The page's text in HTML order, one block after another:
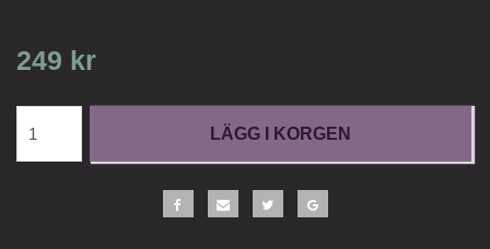
249 kr
LÄGG I KORGEN